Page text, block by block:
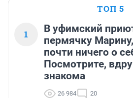
ТОП 5
1
В уфимский
пермячку
почти ничего о
Посмотрите,
знакома
26 984 20